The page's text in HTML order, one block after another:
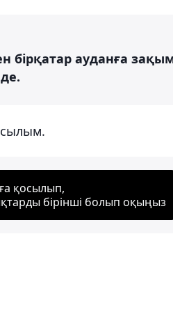
бірқатар ауданға
қосылып,
бірінші болып оқыңыз